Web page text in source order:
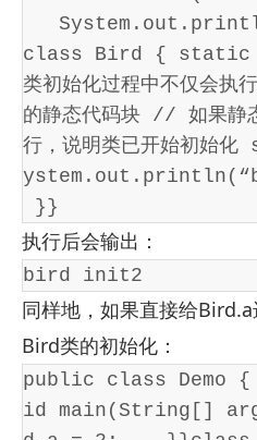
class Bird {
类初始化过程中不仅会执
的静态代码块 // 如果静
行，说明类已开始初
}}
执行后会输出：
bird init2
同样地，如果直接给
Bird类的初始化：
public class Demo
id main(String[]